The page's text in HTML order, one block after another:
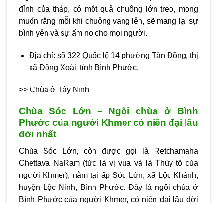
đỉnh của tháp, có một quả chuông lớn treo, mong
muốn rằng mỗi khi chuông vang lên, sẽ mang lại sự
bình yên và sự ấm no cho mọi người.
Địa chỉ: số 322 Quốc lộ 14 phường Tân Đồng, thị
xã Đồng Xoài, tỉnh Bình Phước.
>> Chùa ở Tây Ninh
Chùa Sóc Lớn – Ngôi chùa ở Bình
Phước của người Khmer có niên đại lâu
đời nhất
Chùa Sóc Lớn, còn được gọi là Retchamaha
Chettava NaRam (tức là vị vua và là Thủy tổ của
người Khmer), nằm tại ấp Sóc Lớn, xã Lộc Khánh,
huyện Lộc Ninh, Bình Phước. Đây là ngôi chùa ở
Bình Phước của người Khmer, có niên đại lâu đời